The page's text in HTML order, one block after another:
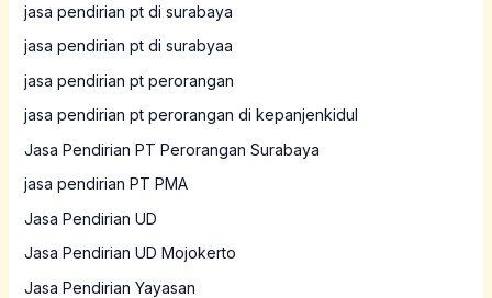
jasa pendirian pt di surabaya
jasa pendirian pt di surabyaa
jasa pendirian pt perorangan
jasa pendirian pt perorangan di kepanjenkidul
Jasa Pendirian PT Perorangan Surabaya
jasa pendirian PT PMA
Jasa Pendirian UD
Jasa Pendirian UD Mojokerto
Jasa Pendirian Yayasan